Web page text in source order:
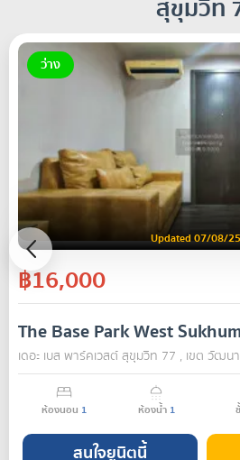
สุขุมวิท
ว่าง
Updated 07/08/
฿16,000
The Base Park West
เดอะ เบส พาร์คเวสต์ สุขุมวิท 77 , เขต วัฒน
ห้องนอน 1 ห้องน้ำ 1
สนใจยูนิตนี้